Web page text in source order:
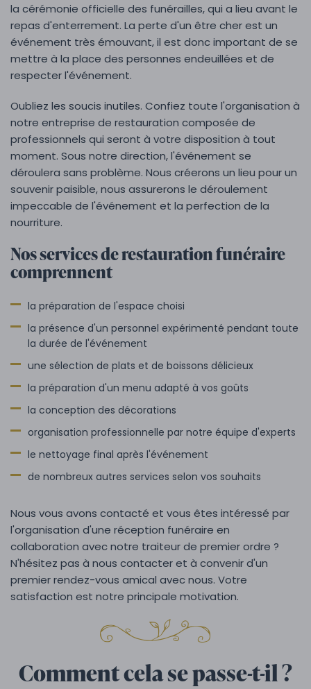
la cérémonie officielle des funérailles, qui a lieu avant le
repas d'enterrement. La perte d'un être cher est un
événement très émouvant, il est donc important de se
mettre à la place des personnes endeuillées et de
respecter l'événement.
Oubliez les soucis inutiles. Confiez toute l'organisation à
notre entreprise de restauration composée de
professionnels qui seront à votre disposition à tout
moment. Sous notre direction, l'événement se
déroulera sans problème. Nous créerons un lieu pour un
souvenir paisible, nous assurerons le déroulement
impeccable de l'événement et la perfection de la
nourriture.
Nos services de restauration funéraire
comprennent
la préparation de l'espace choisi
la présence d'un personnel expérimenté pendant toute
la durée de l'événement
une sélection de plats et de boissons délicieux
la préparation d'un menu adapté à vos goûts
la conception des décorations
organisation professionnelle par notre équipe d'experts
le nettoyage final après l'événement
de nombreux autres services selon vos souhaits
Nous vous avons contacté et vous êtes intéressé par
l'organisation d'une réception funéraire en
collaboration avec notre traiteur de premier ordre ?
N'hésitez pas à nous contacter et à convenir d'un
premier rendez-vous amical avec nous. Votre
satisfaction est notre principale motivation.
Comment cela se passe-t-il ?